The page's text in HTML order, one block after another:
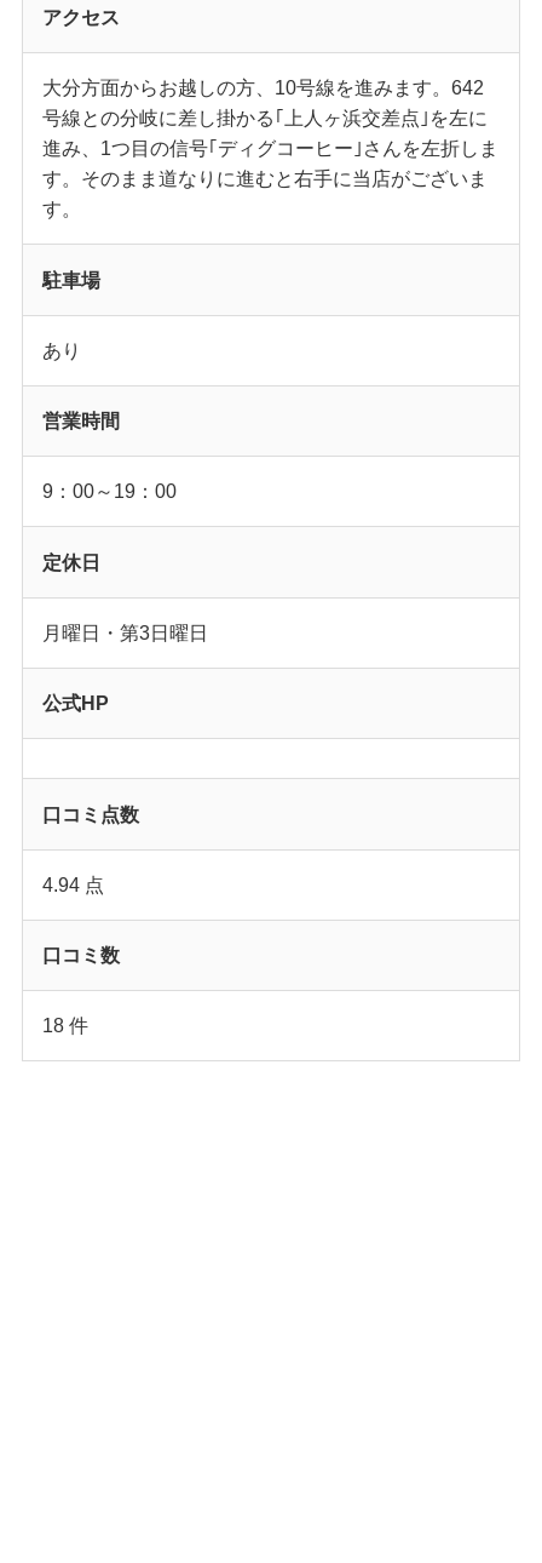
アクセス
大分方面からお越しの方、10号線を進みます。642
号線との分岐に差し掛かる｢上人ヶ浜交差点｣を左に
進み、1つ目の信号｢ディグコーヒー｣さんを左折しま
す。そのまま道なりに進むと右手に当店がございま
す。
駐車場
あり
営業時間
9：00～19：00
定休日
月曜日・第3日曜日
公式HP
口コミ点数
4.94 点
口コミ数
18 件